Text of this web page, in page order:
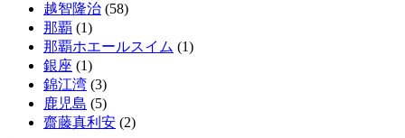
越智隆治 (58)
那覇 (1)
那覇ホエールスイム (1)
銀座 (1)
錦江湾 (3)
鹿児島 (5)
齋藤真利安 (2)